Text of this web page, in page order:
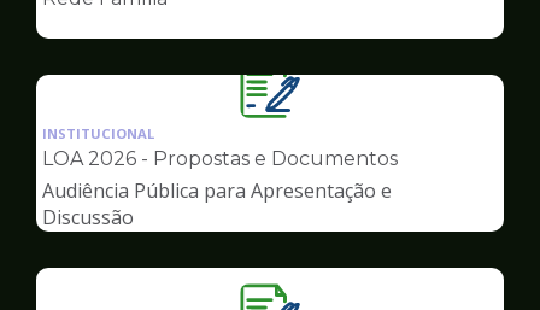
Governo
Ilustração
da
pagina
Governo
INSTITUCIONAL
LOA 2026 - Propostas e Documentos
Audiência Pública para Apresentação e
Discussão